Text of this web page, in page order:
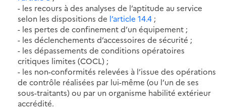
- les recours à des analyses de l’aptitude au service
selon les dispositions de l’article 14.4 ;
- les pertes de confinement d’un équipement ;
- les déclenchements d’accessoires de sécurité ;
- les dépassements de conditions opératoires
critiques limites (COCL) ;
- les non-conformités relevées à l’issue des opérations
de contrôle réalisées par lui-même (ou l’un de ses
sous-traitants) ou par un organisme habilité extérieur
accrédité.